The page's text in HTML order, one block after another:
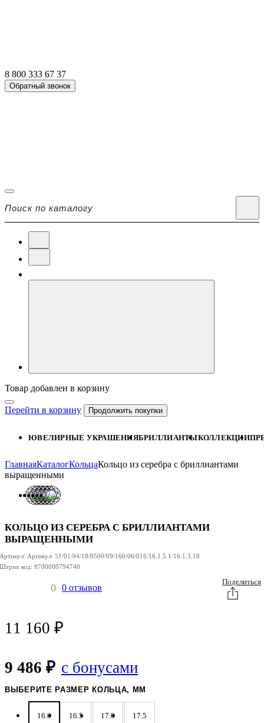
8 800 333 67 37
Обратный звонок
Товар добавлен в корзину
Перейти в корзину Продолжить покупки
ЮВЕЛИРНЫЕ УКРАШЕНИЯБРИЛЛИАНТЫКОЛЛЕКЦИИ
ГлавнаяКаталогКольцаКольцо из серебра с бриллиантами
выращенными
КОЛЬЦО ИЗ СЕРЕБРА С БРИЛЛИАНТАМИ
ВЫРАЩЕННЫМИ
Артикул: Артикул: 51/01/04/18/0500/09/160/06/016:16.1.5.1/16.1.3.18
Штрих код: 8700000794740
0 0 отзывов
Поделиться
11 160 ₽
9 486 ₽ с бонусами
ВЫБЕРИТЕ РАЗМЕР КОЛЬЦА, ММ
16.0 16.5 17.0 17.5